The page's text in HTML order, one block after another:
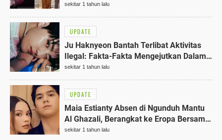
Ghazali, Gaun Hitamnya Terbaik!
sekitar 1 tahun lalu
UPDATE
Ju Haknyeon Bantah Terlibat Aktivitas
Ilegal: Fakta-Fakta Mengejutkan Dalam
5 Poin
sekitar 1 tahun lalu
UPDATE
Maia Estianty Absen di Ngunduh Mantu
Al Ghazali, Berangkat ke Eropa Bersama
Irwan Mussry 2025
sekitar 1 tahun lalu